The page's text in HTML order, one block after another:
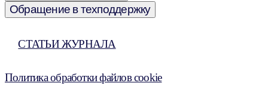
Обращение в техподдержку
СТАТЬИ ЖУРНАЛА
Политика обработки файлов cookie